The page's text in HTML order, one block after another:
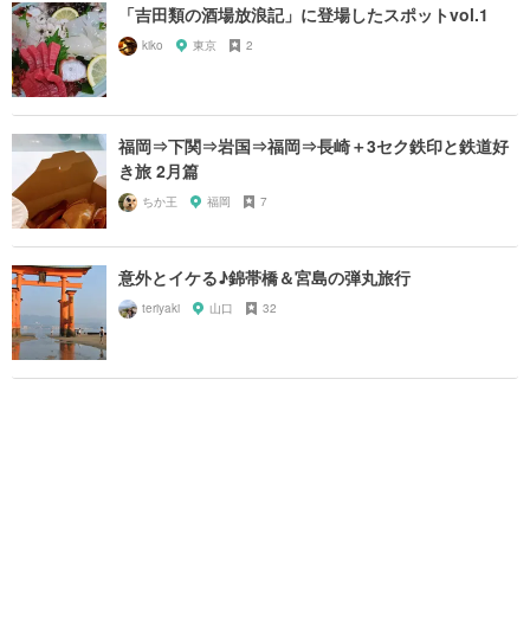
「吉田類の酒場放浪記」に登場したスポットvol.1
kiko 東京 2
福岡⇒下関⇒岩国⇒福岡⇒長崎＋3セク鉄印と鉄道好
き旅 2月篇
ちか王 福岡 7
意外とイケる♪錦帯橋＆宮島の弾丸旅行
teriyaki 山口 32